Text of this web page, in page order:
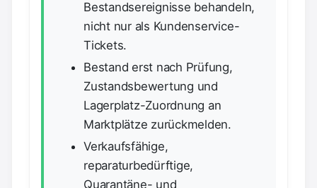
Bestandsereignisse behandeln,
nicht nur als Kundenservice-
Tickets.
Bestand erst nach Prüfung,
Zustandsbewertung und
Lagerplatz-Zuordnung an
Marktplätze zurückmelden.
Verkaufsfähige,
reparaturbedürftige,
Quarantäne- und